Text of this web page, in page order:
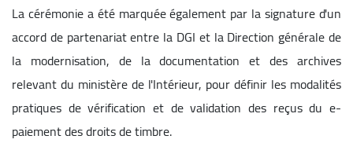
La cérémonie a été marquée également par la signature d'un
accord de partenariat entre la DGI et la Direction générale de
la modernisation, de la documentation et des archives
relevant du ministère de l'Intérieur, pour définir les modalités
pratiques de vérification et de validation des reçus du e-
paiement des droits de timbre.